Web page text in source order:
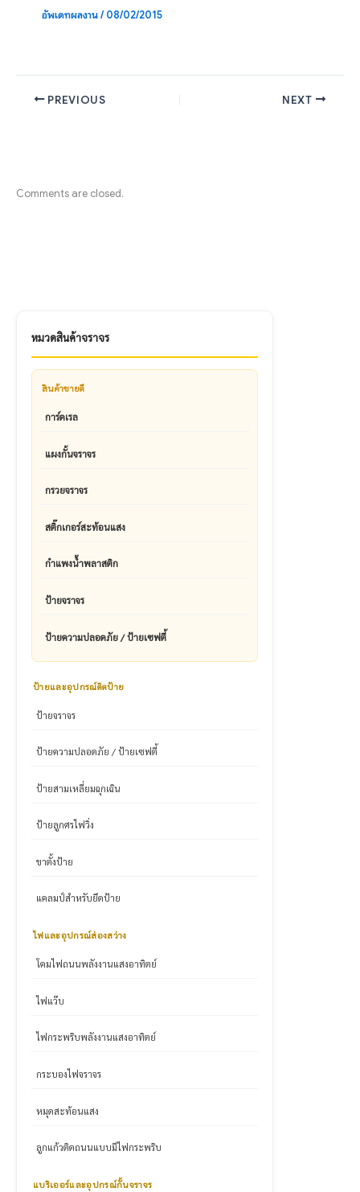
หมวดสินค้าจราจร
สินค้าขายดี
การ์ดเรล
แผงกั้นจราจร
กรวยจราจร
สติ๊กเกอร์สะท้อนแสง
กำแพงน้ำพลาสติก
ป้ายจราจร
ป้ายความปลอดภัย / ป้ายเซฟตี้
ป้ายและอุปกรณ์ติดป้าย
ป้ายจราจร
ป้ายความปลอดภัย / ป้ายเซฟตี้
ป้ายสามเหลี่ยมฉุกเฉิน
ป้ายลูกศรไฟวิ่ง
ขาตั้งป้าย
แคลมป์สำหรับยึดป้าย
ไฟและอุปกรณ์ส่องสว่าง
โคมไฟถนนพลังงานแสงอาทิตย์
ไฟแว๊บ
ไฟกระพริบพลังงานแสงอาทิตย์
กระบองไฟจราจร
หมุดสะท้อนแสง
ลูกแก้วติดถนนแบบมีไฟกระพริบ
แบริเออร์และอุปกรณ์กั้นจราจร
อัพเดทผลงาน/08/02/2015
PREVIOUS NEXT
Comments are closed.